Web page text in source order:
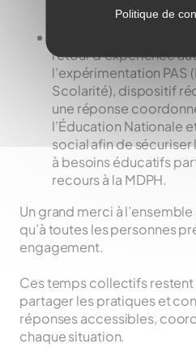
plus en plus d’enfants
retour d’expérience
l’expérimentation PAS
Scolarité), dispositif
une réponse
l’Éducation Nationale
social afin de
à besoins éducatifs
recours à la MDPH.
Un grand merci à
qu’à toutes les personnes
engagement.
Ces temps collectifs
partager les pratiques et
réponses accessibles,
chaque situation.
Politique de